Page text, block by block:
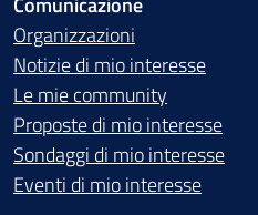
Organizzazioni
Notizie di mio interesse
Le mie community
Proposte di mio interesse
Sondaggi di mio interesse
Eventi di mio interesse